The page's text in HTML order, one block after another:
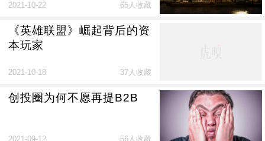
2021-10-22 65人收藏
《英雄联盟》崛起背后的资
本玩家
2021-10-18 37人收藏
创投圈为何不愿再提B2B
2021-09-12 56人收藏